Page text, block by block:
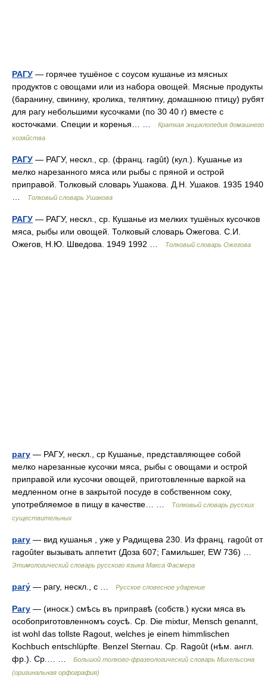
РАГУ — горячее тушёное с соусом кушанье из мясных
продуктов с овощами или из набора овощей. Мясные продукты
(баранину, свинину, кролика, телятину, домашнюю птицу) рубят
для рагу небольшими кусочками (по 30 40 г) вместе с
косточками. Специи и коренья… …
Краткая энциклопедия домашнего
хозяйства
РАГУ — РАГУ, нескл., ср. (франц. ragût) (кул.). Кушанье из
мелко нарезанного мяса или рыбы с пряной и острой
приправой. Толковый словарь Ушакова. Д.Н. Ушаков. 1935 1940
Толковый словарь Ушакова
РАГУ — РАГУ, нескл., ср. Кушанье из мелких тушёных кусочков
мяса, рыбы или овощей. Толковый словарь Ожегова. С.И.
Ожегов, Н.Ю. Шведова. 1949 1992 …
Толковый словарь Ожегова
рагу — РАГУ, нескл., ср Кушанье, представляющее собой
мелко нарезанные кусочки мяса, рыбы с овощами и острой
приправой или кусочки овощей, приготовленные варкой на
медленном огне в закрытой посуде в собственном соку,
употребляемое в пищу в качестве… …
Толковый словарь русских
существительных
рагу — вид кушанья , уже у Радищева 230. Из франц. ragoût от
ragoûter вызывать аппетит (Доза 607; Гамильшег, ЕW 736) …
Этимологический словарь русского языка Макса Фасмера
рагу́ — рагу, нескл., с … Русское словесное ударение
Рагу — (иноск.) смѣсь въ приправѣ (собств.) куски мяса въ
особоприготовленномъ соусѣ. Ср. Die mixtur, Mensch genannt,
ist wohl das tollste Ragout, welches je einem himmlischen
Kochbuch entschlüpfte. Benzel Sternau. Ср. Ragoût (нѣм. англ.
фр.). Ср.… …
Большой толково-фразеологический словарь Михельсона
(оригинальная орфография)